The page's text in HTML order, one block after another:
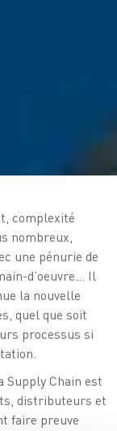
complexité
nombreux,
une pénurie de
d’oeuvre... Il
la nouvelle
quel que soit
processus si
Supply Chain est
distributeurs et
faire preuve